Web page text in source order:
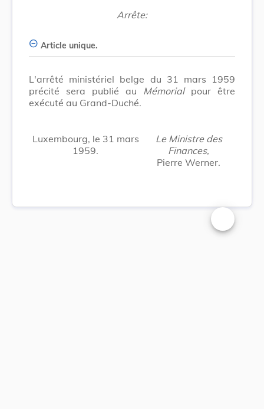
Arrête:
Article unique.
L'arrêté ministériel belge du 31 mars 1959
précité sera publié au Mémorialpour être
exécuté au Grand-Duché.
Luxembourg, le 31 mars
1959.
Le Ministre des
Finances,
Pierre Werner.
Changer la